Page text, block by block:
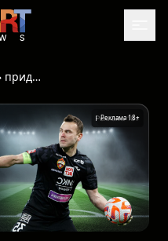
«Динамо» придержит кошелёк до июля: Шварц сначала разберётся, кто есть кто